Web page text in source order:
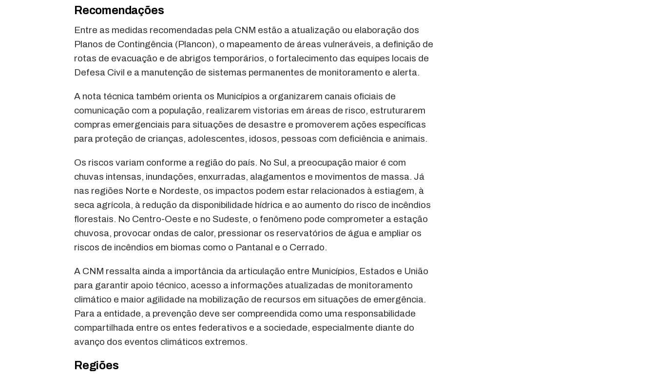
Recomendações
Entre as medidas recomendadas pela CNM estão a atualização ou elaboração dos
Planos de Contingência (Plancon), o mapeamento de áreas vulneráveis, a definição de
rotas de evacuação e de abrigos temporários, o fortalecimento das equipes locais de
Defesa Civil e a manutenção de sistemas permanentes de monitoramento e alerta.
A nota técnica também orienta os Municípios a organizarem canais oficiais de
comunicação com a população, realizarem vistorias em áreas de risco, estruturarem
compras emergenciais para situações de desastre e promoverem ações específicas
para proteção de crianças, adolescentes, idosos, pessoas com deficiência e animais.
Os riscos variam conforme a região do país. No Sul, a preocupação maior é com
chuvas intensas, inundações, enxurradas, alagamentos e movimentos de massa. Já
nas regiões Norte e Nordeste, os impactos podem estar relacionados à estiagem, à
seca agrícola, à redução da disponibilidade hídrica e ao aumento do risco de incêndios
florestais. No Centro-Oeste e no Sudeste, o fenômeno pode comprometer a estação
chuvosa, provocar ondas de calor, pressionar os reservatórios de água e ampliar os
riscos de incêndios em biomas como o Pantanal e o Cerrado.
A CNM ressalta ainda a importância da articulação entre Municípios, Estados e União
para garantir apoio técnico, acesso a informações atualizadas de monitoramento
climático e maior agilidade na mobilização de recursos em situações de emergência.
Para a entidade, a prevenção deve ser compreendida como uma responsabilidade
compartilhada entre os entes federativos e a sociedade, especialmente diante do
avanço dos eventos climáticos extremos.
Regiões